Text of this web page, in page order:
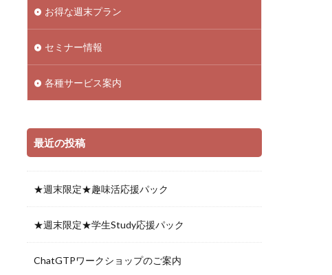
お得な週末プラン
セミナー情報
各種サービス案内
最近の投稿
★週末限定★趣味活応援パック
★週末限定★学生Study応援パック
ChatGTPワークショップのご案内